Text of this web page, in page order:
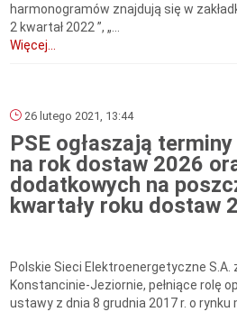
harmonogramów znajdują się w
2 kwartał 2022 ”, „...
Więcej...
26 lutego 2021, 13:44
PSE ogłaszają
na rok dostaw 2026
dodatkowych na
kwartały roku dostaw
Polskie Sieci Elektroenergetyczne S.A.
Konstancinie-Jeziornie, pełniące rolę
ustawy z dnia 8 grudnia 2017 r. o rynku